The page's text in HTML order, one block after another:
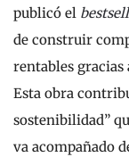
publicó el
de construir
rentables gracias
Esta obra
sostenibilidad”
va acompañado